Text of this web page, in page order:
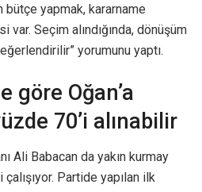
bütçe yapmak, kararname
Seçim alındığında, dönüşüm
yorumunu yaptı.
göre Oğan’a
70’i alınabilir
Ali Babacan da yakın kurmay
Partide yapılan ilk